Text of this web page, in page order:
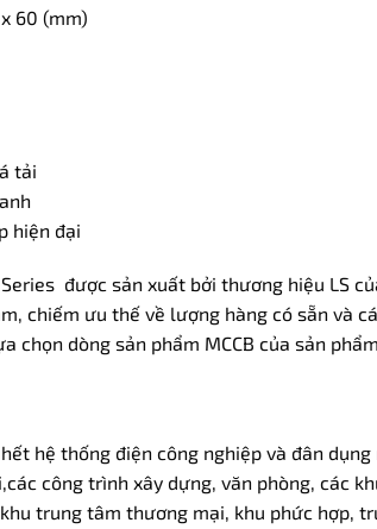
60 (mm)
tải
hiện đại
được sản xuất bởi thương hiệu LS
chiếm ưu thế về lượng hàng có sẵn và
chọn dòng sản phẩm MCCB của sản
hệ thống điện công nghiệp và đân
công trình xây dựng, văn phòng, các
trung tâm thương mại, khu phức hợp,